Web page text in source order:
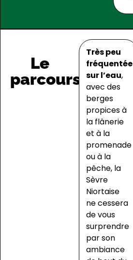
Le
parcours
Très peu
fréquentée
sur l’eau,
avec des
berges
propices à
la flânerie
et à la
promenade
ou à la
pêche, la
Sèvre
Niortaise
ne cessera
de vous
surprendre
par son
ambiance